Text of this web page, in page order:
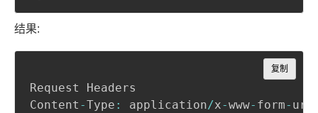
结果:
Request Headers
Content -Type : application/x-www- form-
复制
Copy